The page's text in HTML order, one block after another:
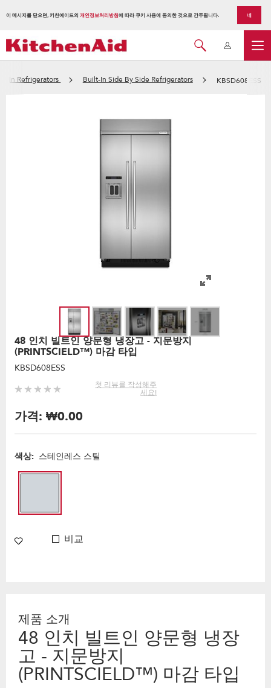
이 메시지를 닫으면, 키친에이드의 개인정보처리방침에 따라 쿠키 사용에 동의한 것으로 간주됩니다. 네
In Refrigerators Built-In Side By Side Refrigerators KBSD608ESS
48 인치 빌트인 양문형 냉장고 - 지문방지
(PRINTSCIELD™) 마감 타입
KBSD608ESS
첫 리뷰를 작성해주
세요!
가격: ₩0.00
색상: 스테인레스 스틸
비교
제품 소개
48 인치 빌트인 양문형 냉장
고 - 지문방지
(PRINTSCIELD™) 마감 타입